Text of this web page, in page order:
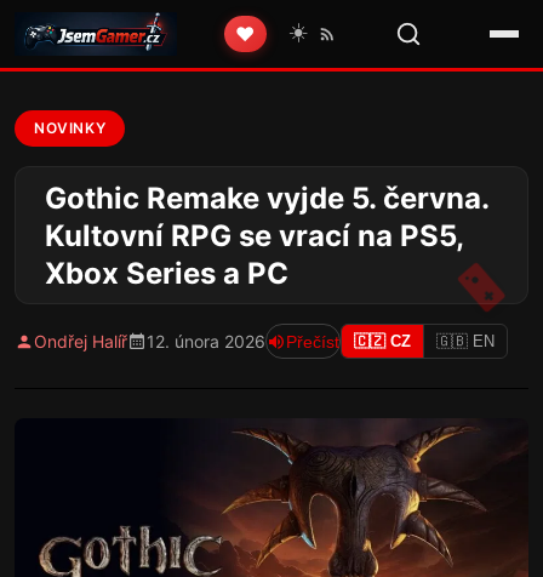
❤️ ☀️
NOVINKY
Gothic Remake vyjde 5. června.
Kultovní RPG se vrací na PS5,
Xbox Series a PC
Ondřej Halíř 12. února 2026 Přečíst 🇨🇿 CZ 🇬🇧 EN